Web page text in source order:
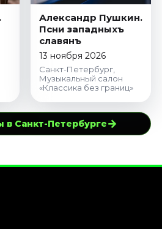
Александр Пушкин.
Пѣсни западныхъ
славянъ
13 ноября 2026
Санкт-Петербург,
Музыкальный салон
«Классика без границ»
в Санкт-Петербурге→